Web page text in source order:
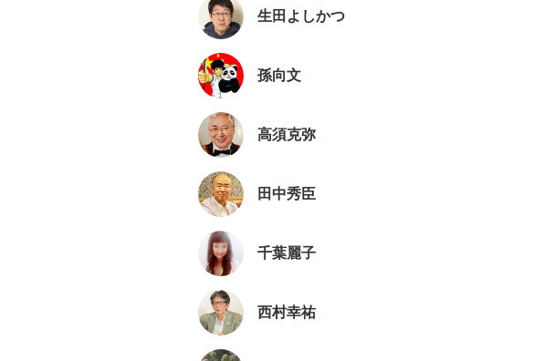
生田よしかつ
孫向文
高須克弥
田中秀臣
千葉麗子
西村幸祐